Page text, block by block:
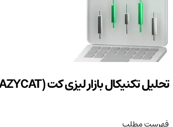
تحلیل تکنیکال بازار لیزی کت (LAZYCAT)
فهرست مطلب